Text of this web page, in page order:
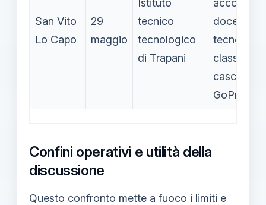
San Vito
Lo Capo
29
maggio
tecnico
tecnologico
di Trapani
docente di
classe;
casco
GoPro
Confini operativi e utilità della
discussione
Questo confronto mette a fuoco i limiti e